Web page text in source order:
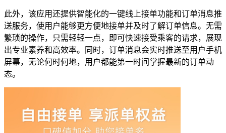
此外，该应用还提供智能化的一键线上接单功能和订单消息推
送服务，使用户能够更方便地接单并及时了解订单信息。无需
繁琐的操作，只需轻轻一点，即可快速接受乘客的请求，展现
出专业素养和高效率。同时，订单消息会实时推送至用户手机
屏幕，无论何时何地，用户都能第一时间掌握最新的订单动
态。